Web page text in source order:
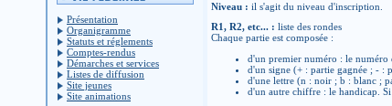
Présentation
Organigramme
Statuts et réglements
Comptes-rendus
Démarches et services
Listes de diffusion
Site jeunes
Site animations
Niveau : il s'agit du niveau d'inscription.
R1, R2, etc... : liste des rondes
Chaque partie est composée :
d'un premier numéro : le numéro
d'un signe (+ : partie gagnée ; - :
d'une lettre (n : noir ; b : blanc ;
d'un autre chiffre : le handicap. Si